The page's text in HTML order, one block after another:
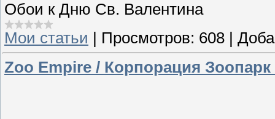
Обои к Дню Св. Валентина
Мои статьи
Просмотров: 608
Zoo Empire / Корпорация Зоопарк